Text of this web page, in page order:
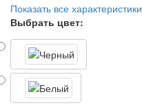
Показать все характеристики
Выбрать цвет: